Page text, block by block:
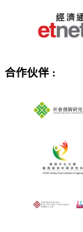
合作伙伴 :